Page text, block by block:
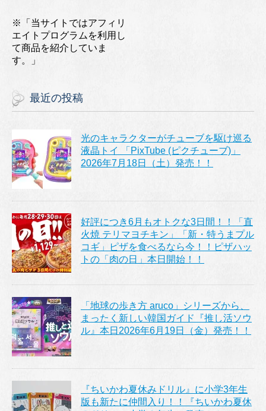
※「当サイトではアフィリ
エイトプログラムを利用し
て商品を紹介していま
す。」
最近の投稿
光のキャラクターがチューブを駆け巡る
液晶トイ 「PixTube (ピクチューブ)」
2026年7月18日（土）発売！！
好評につき6月もオトクな3日間！！「直
火焼 テリマヨチキン」「新・特うまプル
コギ」ピザを食べるなら今！！ピザハッ
トの「肉の日」本日開始！！
「地球の歩き方 aruco」シリーズから、
まったく新しい韓国ガイド『推し活ソウ
ル』本日2026年6月19日（金）発売！！
『ちいかわ夏休みドリル』に小学3年生
版も新たに仲間入り！！『ちいかわ夏休